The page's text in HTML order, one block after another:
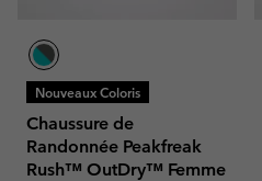
Nouveaux Coloris
Chaussure de
Randonnée Peakfreak
Rush™ OutDry™ Femme